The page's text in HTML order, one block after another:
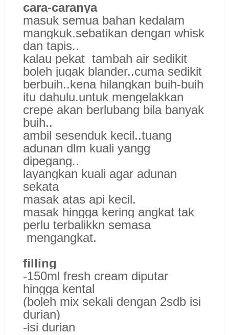
cara-caranya
masuk semua bahan kedalam
mangkuk.sebatikan dengan whisk
dan tapis..
kalau pekat tambah air sedikit
boleh jugak blander..cuma sedikit
berbuih..kena hilangkan buih-buih
itu dahulu.untuk mengelakkan
crepe akan berlubang bila banyak
buih..
ambil sesenduk kecil..tuang
adunan dlm kuali yangg
dipegang..
layangkan kuali agar adunan
sekata
masak atas api kecil.
masak hingga kering angkat tak
perlu terbalikkn semasa
mengangkat.
filling
-150ml fresh cream diputar
hingga kental
(boleh mix sekali dengan 2sdb isi
durian)
-isi durian